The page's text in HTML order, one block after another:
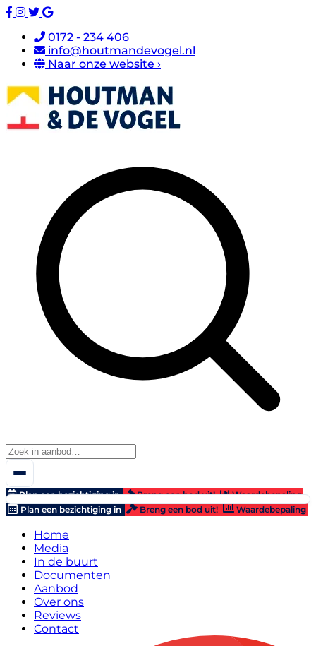
0172 - 234 406
info@houtmandevogel.nl
Naar onze website ›
Plan een bezichtiging in Breng een bod uit!
Waardebepaling
Plan een bezichtiging in
Breng een bod uit! Waardebepaling
Home
Media
In de buurt
Documenten
Aanbod
Over ons
Reviews
Contact